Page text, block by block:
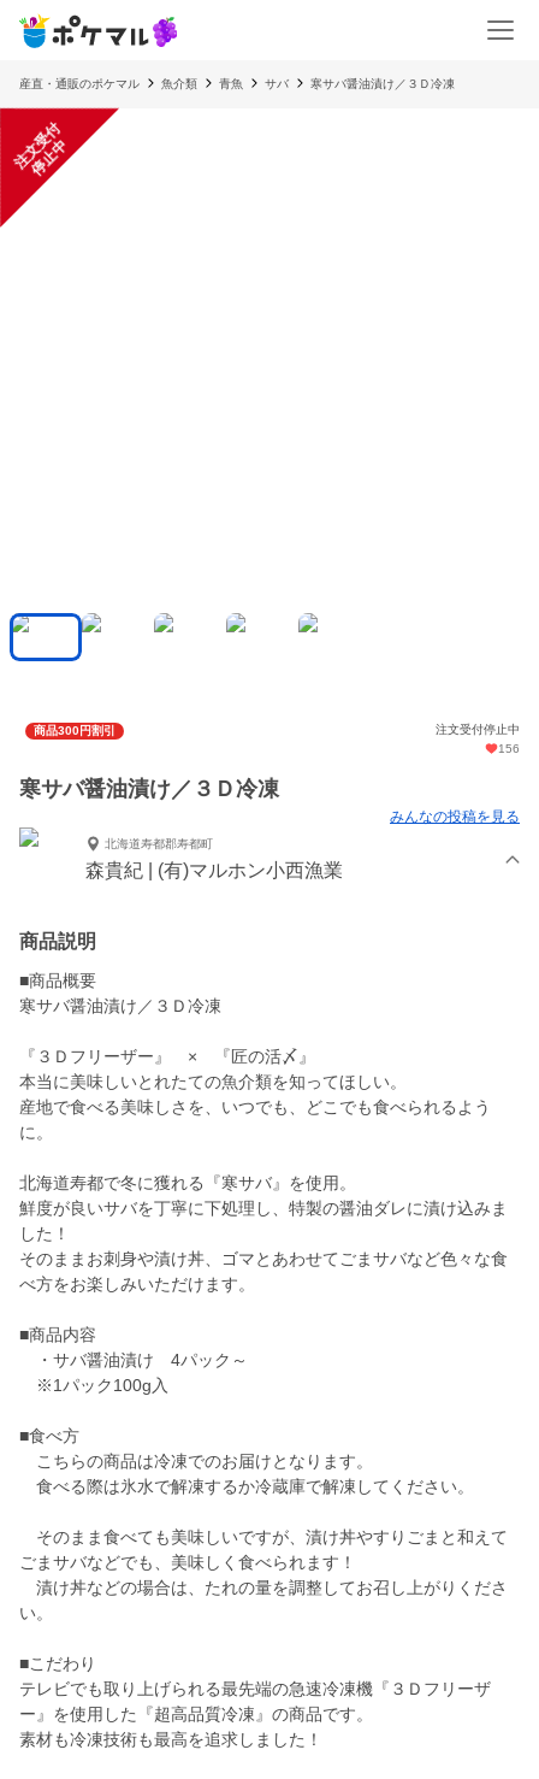
産直・通販のポケマル 魚介類 青魚 サバ 寒サバ醤油漬け／３Ｄ冷凍
注
文
受
付
停
止
中
商品300円割引
注文受付停止中
156
寒サバ醤油漬け／３Ｄ冷凍
みんなの投稿を見る
北海道寿都郡寿都町
森貴紀 | (有)マルホン小西漁業
商品説明
■商品概要
寒サバ醤油漬け／３Ｄ冷凍
『３Ｄフリーザー』 × 『匠の活〆』
本当に美味しいとれたての魚介類を知ってほしい。
産地で食べる美味しさを、いつでも、どこでも食べられるよう
に。
北海道寿都で冬に獲れる『寒サバ』を使用。
鮮度が良いサバを丁寧に下処理し、特製の醤油ダレに漬け込みま
した！
そのままお刺身や漬け丼、ゴマとあわせてごまサバなど色々な食
べ方をお楽しみいただけます。
■商品内容
・サバ醤油漬け 4パック～
※1パック100g入
■食べ方
こちらの商品は冷凍でのお届けとなります。
食べる際は氷水で解凍するか冷蔵庫で解凍してください。
そのまま食べても美味しいですが、漬け丼やすりごまと和えて
ごまサバなどでも、美味しく食べられます！
漬け丼などの場合は、たれの量を調整してお召し上がりくださ
い。
■こだわり
テレビでも取り上げられる最先端の急速冷凍機『３Ｄフリーザ
ー』を使用した『超高品質冷凍』の商品です。
素材も冷凍技術も最高を追求しました！